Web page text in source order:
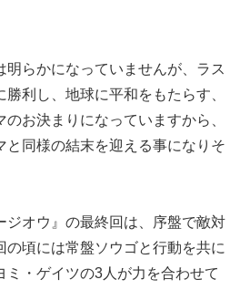
明らかになっていませんが、ラス
利し、地球に平和をもたらす、
お決まりになっていますから、
と同様の結末を迎える事になりそ
ジオウ』の最終回は、序盤で敵対
の頃には常盤ソウゴと行動を共に
ミ・ゲイツの3人が力を合わせて